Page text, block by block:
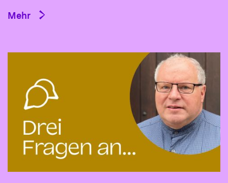
Mehr